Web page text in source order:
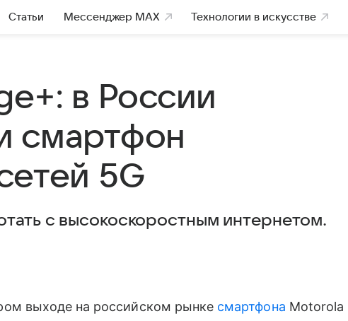
Статьи Мессенджер MAX Технологии в искусстве
в России
смартфон
5G
с высокоскоростным интернетом.
выходе на российском рынке смартфона Motorola